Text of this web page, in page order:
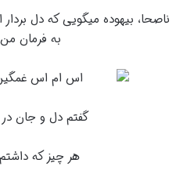
ناصحا، بیهوده میگویی که دل
به فرمان
گفتم دل و جان
هر چیز که